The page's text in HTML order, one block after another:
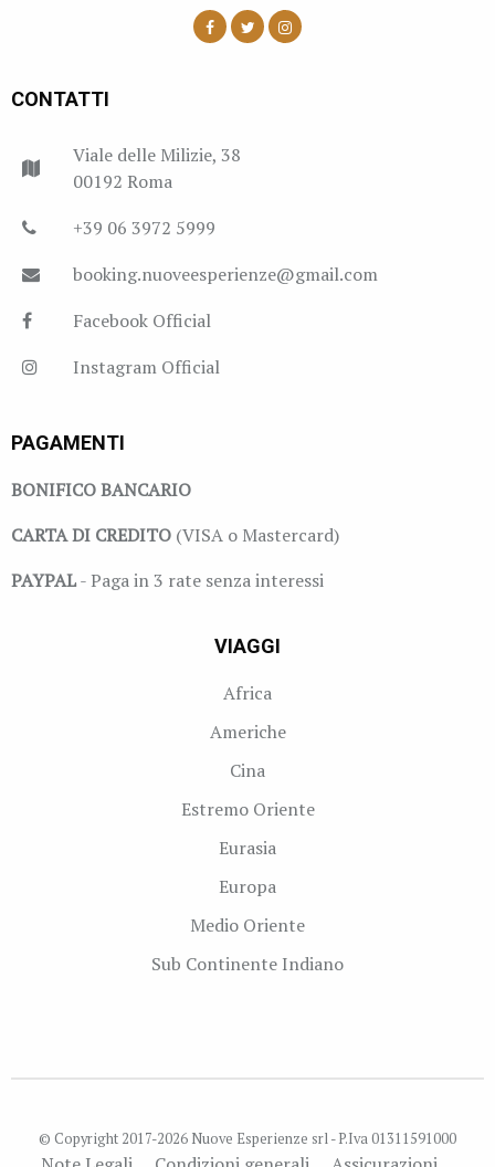
CONTATTI
Viale delle Milizie, 38
00192 Roma
+39 06 3972 5999
booking.nuoveesperienze@gmail.com
Facebook Official
Instagram Official
PAGAMENTI
BONIFICO BANCARIO
CARTA DI CREDITO (VISA o Mastercard)
PAYPAL- Paga in 3 rate senza interessi
VIAGGI
Africa
Americhe
Cina
Estremo Oriente
Eurasia
Europa
Medio Oriente
Sub Continente Indiano
© Copyright 2017-2026 Nuove Esperienze srl - P.Iva 01311591000